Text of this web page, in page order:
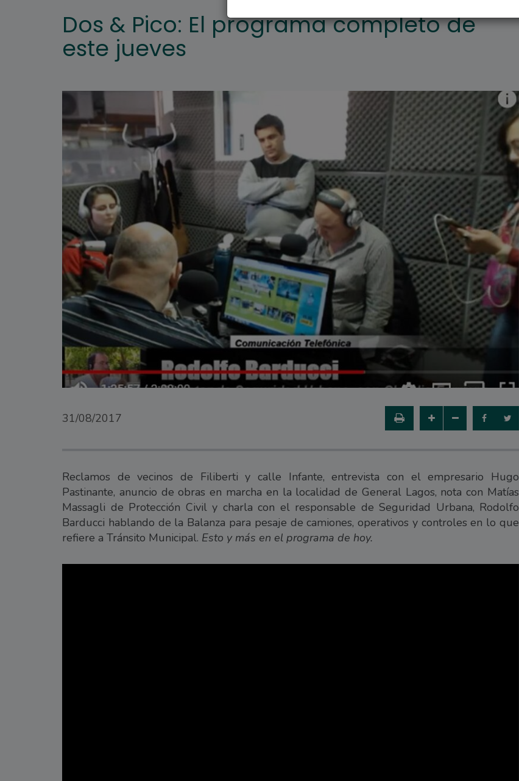
Dos & Pico: El programa completo de
este jueves
31/08/2017
Reclamos de vecinos de Filiberti y calle Infante, entrevista con el empresario Hugo
Pastinante, anuncio de obras en marcha en la localidad de General Lagos, nota con Matías
Massagli de Protección Civil y charla con el responsable de Seguridad Urbana, Rodolfo
Barducci hablando de la Balanza para pesaje de camiones, operativos y controles en lo que
refiere a Tránsito Municipal. Esto y más en el programa de hoy.